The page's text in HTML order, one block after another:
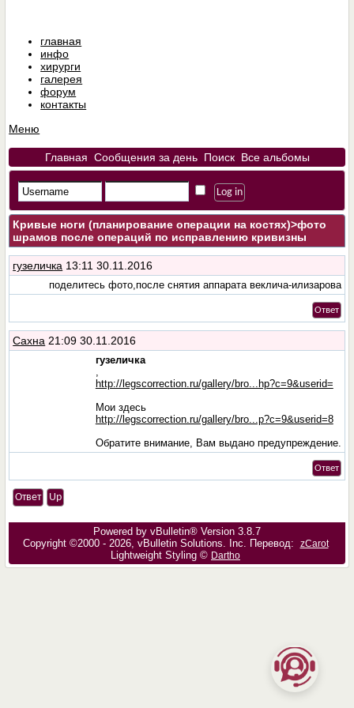
главная
инфо
хирурги
галерея
форум
контакты
Меню
Главная Сообщения за день Поиск Все альбомы
Кривые ноги (планирование операции на костях)>фото
шрамов после операций по исправлению кривизны
гузеличка 13:11 30.11.2016
поделитесь фото,после снятия аппарата веклича-илизарова
Ответ
Сахна 21:09 30.11.2016
гузеличка
http://legscorrection.ru/gallery/bro...hp?c=9&userid=
Мои здесь
http://legscorrection.ru/gallery/bro...p?c=9&userid=8
Обратите внимание, Вам выдано предупреждение.
Ответ
Ответ Up
Powered by vBulletin® Version 3.8.7
Copyright ©2000 - 2026, vBulletin Solutions, Inc. Перевод:
zCarot
Lightweight Styling © Dartho